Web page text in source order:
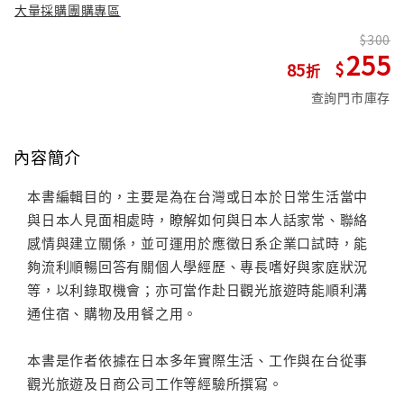
大量採購團購專區
85
300
255
查詢門市庫存
內容簡介
本書編輯目的，主要是為在台灣或日本於日常生活當中
與日本人見面相處時，瞭解如何與日本人話家常、聯絡
感情與建立關係，並可運用於應徵日系企業口試時，能
夠流利順暢回答有關個人學經歷、專長嗜好與家庭狀況
等，以利錄取機會；亦可當作赴日觀光旅遊時能順利溝
通住宿、購物及用餐之用。
本書是作者依據在日本多年實際生活、工作與在台從事
觀光旅遊及日商公司工作等經驗所撰寫。